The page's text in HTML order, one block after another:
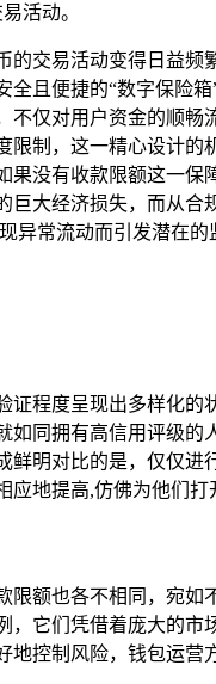
活动。
交易活动变得日益
且便捷的“数字保险
仅对用户资金的顺
限制，这一精心设计
没有收款限额这一
大经济损失，而从
异常流动而引发潜在的
证程度呈现出多样化
同拥有高信用评级
明对比的是，仅仅
地提高,仿佛为他们打
限额也各不相同，宛
它们凭借着庞大的
控制风险，钱包运